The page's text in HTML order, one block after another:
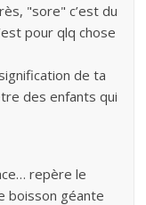
"sore" c’est du
pour qlq chose
de ta
des enfants qui
repère le
boisson géante